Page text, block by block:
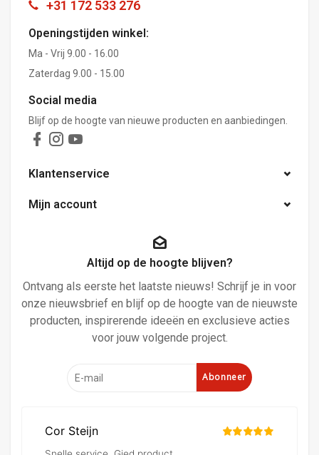
+31 172 533 276
Openingstijden winkel:
Ma - Vrij 9.00 - 16.00
Zaterdag 9.00 - 15.00
Social media
Blijf op de hoogte van nieuwe producten en aanbiedingen.
Klantenservice
Mijn account
Altijd op de hoogte blijven?
Ontvang als eerste het laatste nieuws! Schrijf je in voor
onze nieuwsbrief en blijf op de hoogte van de nieuwste
producten, inspirerende ideeën en exclusieve acties
voor jouw volgende project.
Abonneer